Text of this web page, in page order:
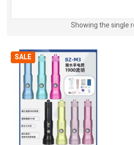
Showing the single
SALE